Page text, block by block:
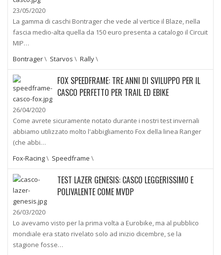
23/05/2020
La gamma di caschi Bontrager che vede al vertice il Blaze, nella
fascia medio-alta quella da 150 euro presenta a catalogo il Circuit
MIP…
Bontrager\ Starvos \ Rally\
FOX SPEEDFRAME: TRE ANNI DI SVILUPPO PER IL
CASCO PERFETTO PER TRAIL ED EBIKE
26/04/2020
Come avrete sicuramente notato durante i nostri test invernali
abbiamo utilizzato molto l'abbigliamento Fox della linea Ranger
(che abbi…
Fox-Racing\ Speedframe \
TEST LAZER GENESIS: CASCO LEGGERISSIMO E
POLIVALENTE COME MVDP
26/03/2020
Lo avevamo visto per la prima volta a Eurobike, ma al pubblico
mondiale era stato rivelato solo ad inizio dicembre, se la
stagione fosse…